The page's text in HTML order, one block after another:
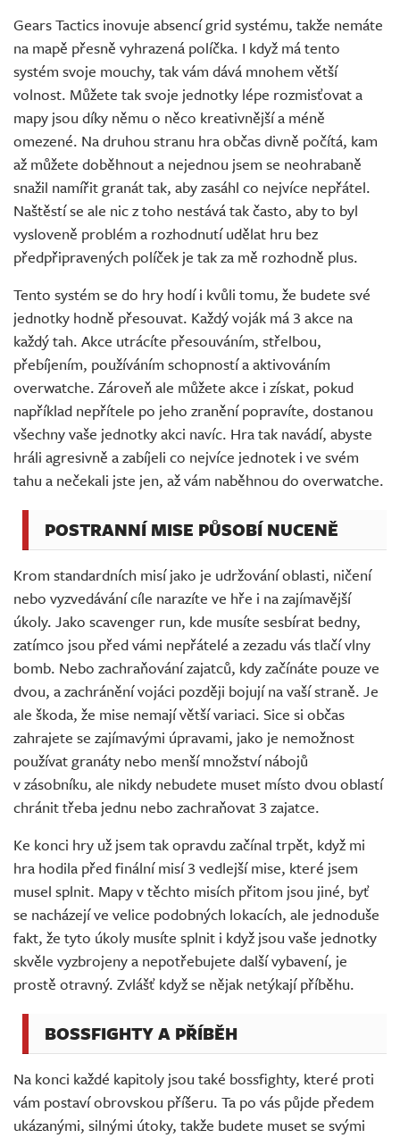
Gears Tactics inovuje absencí grid systému, takže nemáte
na mapě přesně vyhrazená políčka. I když má tento
systém svoje mouchy, tak vám dává mnohem větší
volnost. Můžete tak svoje jednotky lépe rozmisťovat a
mapy jsou díky němu o něco kreativnější a méně
omezené. Na druhou stranu hra občas divně počítá, kam
až můžete doběhnout a nejednou jsem se neohrabaně
snažil namířit granát tak, aby zasáhl co nejvíce nepřátel.
Naštěstí se ale nic z toho nestává tak často, aby to byl
vysloveně problém a rozhodnutí udělat hru bez
předpřipravených políček je tak za mě rozhodně plus.
Tento systém se do hry hodí i kvůli tomu, že budete své
jednotky hodně přesouvat. Každý voják má 3 akce na
každý tah. Akce utrácíte přesouváním, střelbou,
přebíjením, používáním schopností a aktivováním
overwatche. Zároveň ale můžete akce i získat, pokud
například nepřítele po jeho zranění popravíte, dostanou
všechny vaše jednotky akci navíc. Hra tak navádí, abyste
hráli agresivně a zabíjeli co nejvíce jednotek i ve svém
tahu a nečekali jste jen, až vám naběhnou do overwatche.
POSTRANNÍ MISE PŮSOBÍ NUCENĚ
Krom standardních misí jako je udržování oblasti, ničení
nebo vyzvedávání cíle narazíte ve hře i na zajímavější
úkoly. Jako scavenger run, kde musíte sesbírat bedny,
zatímco jsou před vámi nepřátelé a zezadu vás tlačí vlny
bomb. Nebo zachraňování zajatců, kdy začínáte pouze ve
dvou, a zachránění vojáci později bojují na vaší straně. Je
ale škoda, že mise nemají větší variaci. Sice si občas
zahrajete se zajímavými úpravami, jako je nemožnost
používat granáty nebo menší množství nábojů
v zásobníku, ale nikdy nebudete muset místo dvou oblastí
chránit třeba jednu nebo zachraňovat 3 zajatce.
Ke konci hry už jsem tak opravdu začínal trpět, když mi
hra hodila před finální misí 3 vedlejší mise, které jsem
musel splnit. Mapy v těchto misích přitom jsou jiné, byť
se nacházejí ve velice podobných lokacích, ale jednoduše
fakt, že tyto úkoly musíte splnit i když jsou vaše jednotky
skvěle vyzbrojeny a nepotřebujete další vybavení, je
prostě otravný. Zvlášť když se nějak netýkají příběhu.
BOSSFIGHTY A PŘÍBĚH
Na konci každé kapitoly jsou také bossfighty, které proti
vám postaví obrovskou příšeru. Ta po vás půjde předem
ukázanými, silnými útoky, takže budete muset se svými